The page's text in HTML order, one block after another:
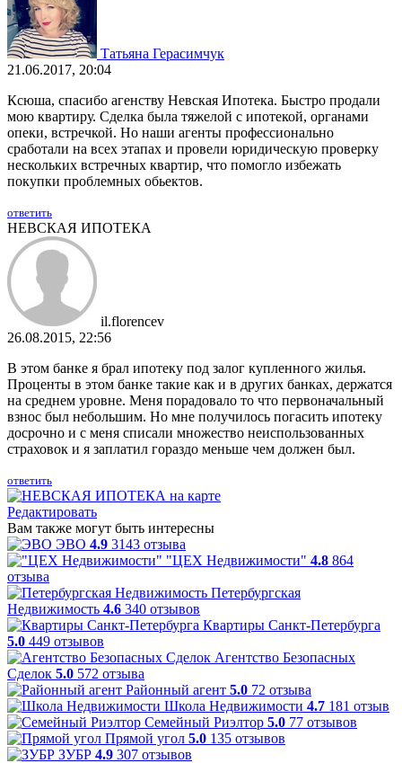
Татьяна Герасимчук
21.06.2017, 20:04
Ксюша, спасибо агенству Невская Ипотека. Быстро продали
мою квартиру. Сделка была тяжелой с ипотекой, органами
опеки, встречкой. Но наши агенты профессионально
сработали на всех этапах и провели юридическую проверку
нескольких встречных квартир, что помогло избежать
покупки проблемных обьектов.
ответить
НЕВСКАЯ ИПОТЕКА
il.florencev
26.08.2015, 22:56
В этом банке я брал ипотеку под залог купленного жилья.
Проценты в этом банке такие как и в других банках, держатся
на среднем уровне. Меня порадовало то что первоначальный
взнос был небольшим. Но мне получилось погасить ипотеку
досрочно и с меня списали множество неиспользованных
страховок и я заплатил гораздо меньше чем должен был.
ответить
Редактировать
Вам также могут быть интересны
ЭВО 4.9 3143 отзыва
"ЦЕХ Недвижимости" 4.8 864
отзыва
Петербургская
Недвижимость 4.6 340 отзывов
Квартиры Санкт-Петербурга
5.0 449 отзывов
Агентство Безопасных
Сделок 5.0 572 отзыва
Районный агент 5.0 72 отзыва
Школа Недвижимости 4.7 181 отзыв
Семейный Риэлтор 5.0 77 отзывов
Прямой угол 5.0 135 отзывов
ЗУБР 4.9 307 отзывов